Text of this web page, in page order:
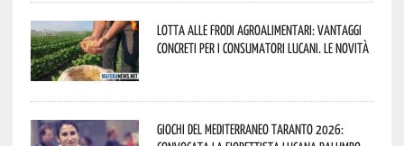
Lotta alle frodi agroalimentari: vantaggi
concreti per i consumatori lucani. Le novità
Giochi del Mediterraneo Taranto 2026: